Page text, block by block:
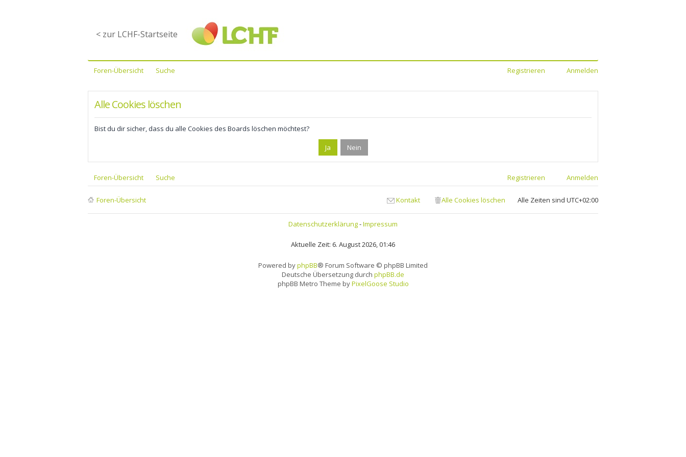
< zur LCHF-Startseite
Foren-Übersicht Suche Anmelden
Registrieren
Alle Cookies löschen
Bist du dir sicher, dass du alle Cookies des Boards löschen möchtest?
Foren-Übersicht Suche Anmelden
Registrieren
Foren-Übersicht Alle Zeiten sind UTC+02:00
Alle Cookies löschen
Kontakt
Datenschutzerklärung-Impressum
Aktuelle Zeit: 6. August 2026, 01:46
Powered byphpBB® Forum Software © phpBB Limited
Deutsche Übersetzung durch phpBB.de
phpBB Metro Theme byPixelGoose Studio